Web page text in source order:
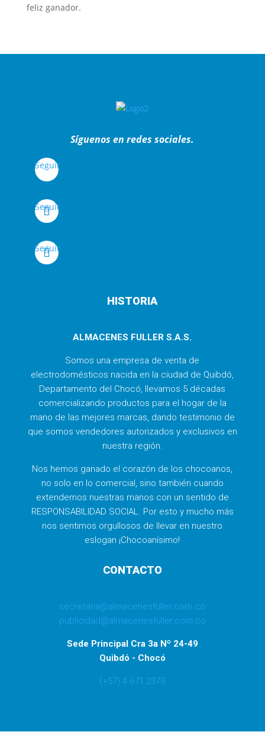
feliz ganador.
Síguenos en redes sociales.
Seguir
Seguir
Seguir
HISTORIA
ALMACENES FULLER S.A.S.
Somos una empresa de venta de
electrodomésticos nacida en la ciudad de Quibdó,
Departamento del Chocó, llevamos 5 décadas
comercializando productos para el hogar de la
mano de las mejores marcas, dando testimonio de
que somos vendedores autorizados y exclusivos en
nuestra región.
Nos hemos ganado el corazón de los chocoanos,
no solo en lo comercial, sino también cuando
extendemos nuestras manos con un sentido de
RESPONSABILIDAD SOCIAL. Por esto y mucho más
nos sentimos orgullosos de llevar en nuestro
eslogan ¡Chocoanísimo!
CONTACTO
secretaria@almacenesfuller.com.co
publicidad@almacenesfuller.com.co
Sede Principal Cra 3a Nº 24-49
Quibdó - Chocó
(+57) 4 671 2373